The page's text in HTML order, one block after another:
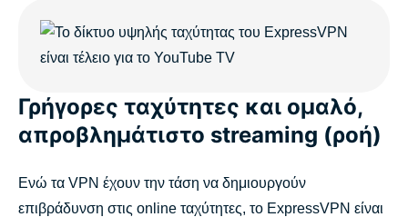
Γρήγορες ταχύτητες και ομαλό,
απροβλημάτιστο streaming (ροή)
Ενώ τα VPN έχουν την τάση να δημιουργούν
επιβράδυνση στις online ταχύτητες, το ExpressVPN είναι